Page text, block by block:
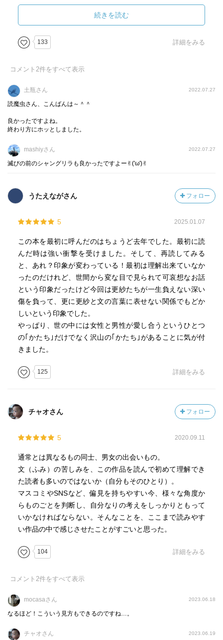
事ではないことも痛感させられた。
凪良ゆう先生の別の本も読んでみたいですね。
・「人それぞれ、みんなちがってるなんて当たり前のこと
・「でも多分、事実なんてない。出来事にはそれぞれの解
釈があるだけだ。」
続きを読む
133 詳細をみる
コメント 2件をすべて表示
土瓶さん 2022.07.27
読魔虫さん、こんばんは～＾＾
良かったですよね。
終わり方にホッとしました。
mashiyさん 2022.07.27
滅びの前のシャングリラも良かったですよー✌︎('ω')✌︎
うたえながさん フォロー
5 2025.01.07
この本を最初に呼んだのはちょうど去年でした。最初に読
んだ時は強い衝撃を受けました。そして、再読してみる
と、あれ？印象が変わっている！最初は理解出来ていなか
ったのだけれど、世間から変な目で見られて可哀想なお話
という印象だったけど今回は更紗たちが一生負えない深い
傷を負って、更に更紗と文の言葉に表せない関係でもどか
しいという印象でした。
やっぱり、世の中には女性と男性が愛し合うというひとつ
の｢かたち｣だけでなく沢山の｢かたち｣があることに気が付
きました。
125 詳細をみる
チャオさん フォロー
5 2020.09.11
通常とは異なるもの同士、男女の出会いもの。
文（ふみ）の苦しみを、この作品を読んで初めて理解でき
た読者も多いのではないか（自分もそのひとり）。
マスコミやSNSなど、偏見を持ちやすい今、様々な角度か
らものごとを判断し、自分なりの考えをしっかりともって
いかなければならない。そんなことを、ここまで読みやす
い作品の中で感じさせたことがすごいと思った。
104 詳細をみる
コメント 2件をすべて表示
mocasaさん 2023.06.18
なるほど！こういう見方もできるのですね…。
チャオさん 2023.06.19